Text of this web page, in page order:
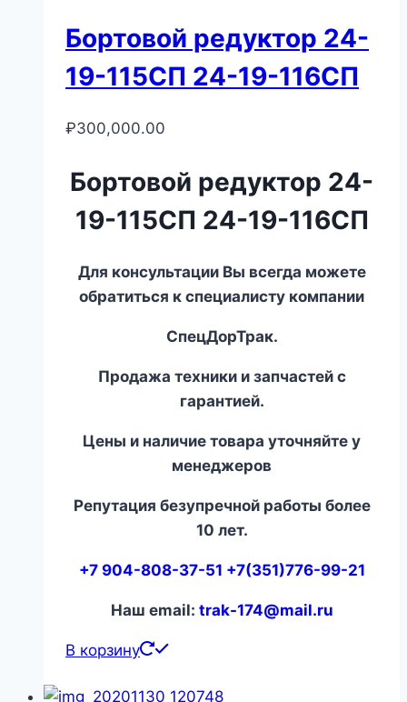
Бортовой редуктор 24-
19-115СП 24-19-116СП
₽300,000.00
Бортовой редуктор 24-
19-115СП 24-19-116СП
Для консультации Вы всегда можете
обратиться к специалисту компании
СпецДорТрак.
Продажа техники и запчастей с
гарантией.
Цены и наличие товара уточняйте у
менеджеров
Репутация безупречной работы более
10 лет.
+7 904-808-37-51 +7(351)776-99-21
Наш email: trak-174@mail.ru
В корзину